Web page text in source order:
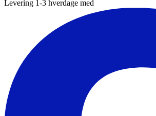
Levering 1-3 hverdage med